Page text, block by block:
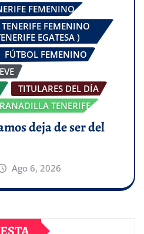
FEMENINO
FEMENINO
EGATESA )
FÚTBOL FEMENINO
TITULARES DEL DÍA
TENERIFE
deja de ser del
Ago 6, 2026